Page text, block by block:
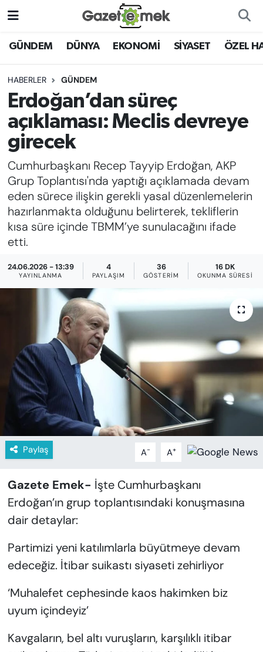
GÜNDEM DÜNYA EKONOMİ SİYASET ÖZEL
HABERLER GÜNDEM
Erdoğan’dan süreç
açıklaması: Meclis devreye
girecek
Cumhurbaşkanı Recep Tayyip Erdoğan, AKP
Grup Toplantısı'nda yaptığı açıklamada devam
eden sürece ilişkin gerekli yasal düzenlemelerin
hazırlanmakta olduğunu belirterek, tekliflerin
kısa süre içinde TBMM’ye sunulacağını ifade
etti.
24.06.2026 - 13:39
YAYINLANMA
4
PAYLAŞIM
36
GÖSTERIM
16 DK
OKUNMA SÜRESI
Paylaş A- A+
Gazete Emek- İşte Cumhurbaşkanı
Erdoğan’ın grup toplantısındaki konuşmasına
dair detaylar:
Partimizi yeni katılımlarla büyütmeye devam
edeceğiz. İtibar suikastı siyaseti zehirliyor
‘Muhalefet cephesinde kaos hakimken biz
uyum içindeyiz’
Kavgaların, bel altı vuruşların, karşılıklı itibar
DÜNYA
EKONOMİ
EMEK HABERLERİ
YENİ MEDYADA EMEK
GAZETECİLİĞİNİ GELİŞTİRMEK
FAYDALI BİLGİLER
GÜNDEM
EĞİTİM
KADIN
SAĞLIK
SPOR
KÜLTÜR-SANAT
MAGAZİN
ÖZEL HABER
YAZAR KÖŞESİ
SİYASET
VAN VE DİYARBAKIR HABERLERİ
Nöbetçi Eczaneler
Hava Durumu
İstanbul Namaz Vakitleri
Trafik Durumu
Süper Lig Puan Durumu ve Fikstür
Tüm Manşetler
Son Dakika Haberleri